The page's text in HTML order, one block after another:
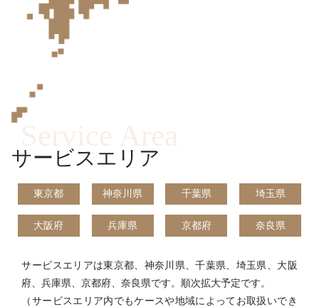
サービスエリア
東京都 神奈川県 千葉県 埼玉県
大阪府 兵庫県 京都府 奈良県
サービスエリアは東京都、神奈川県、千葉県、埼玉県、大阪
府、兵庫県、京都府、奈良県です。順次拡大予定です。
（サービスエリア内でもケースや地域によってお取扱いでき